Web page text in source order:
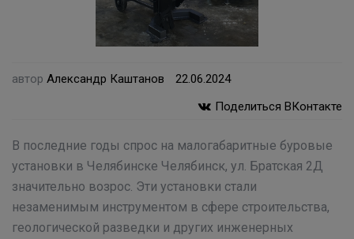
автор Александр Каштанов
22.06.2024
Поделиться ВКонтакте
В последние годы спрос на малогабаритные буровые
установки в Челябинске Челябинск, ул. Братская 2Д
значительно возрос. Эти установки стали
незаменимым инструментом в сфере строительства,
геологической разведки и других инженерных